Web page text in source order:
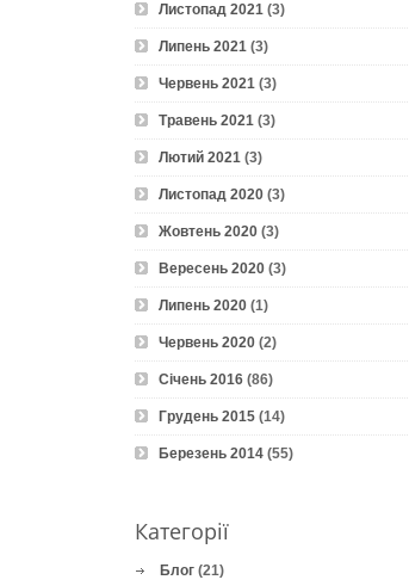
Листопад 2021 (3)
Липень 2021 (3)
Червень 2021 (3)
Травень 2021 (3)
Лютий 2021 (3)
Листопад 2020 (3)
Жовтень 2020 (3)
Вересень 2020 (3)
Липень 2020 (1)
Червень 2020 (2)
Січень 2016 (86)
Грудень 2015 (14)
Березень 2014 (55)
Категорії
Блог (21)